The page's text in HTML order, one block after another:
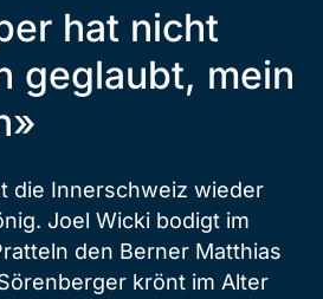
hat nicht
geglaubt, mein
die Innerschweiz wieder
Joel Wicki bodigt im
den Berner Matthias
krönt im Alter